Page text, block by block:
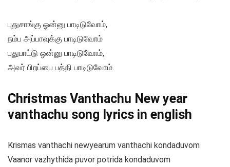
புதுசாங்கு ஓன்னு பாடிடுவோம்,
நம்ப அப்பாவுக்கு பாடிடுவோம்
புதுபாட்டு ஒன்னு பாடிடுவோம்,
அவர் பிறப்பை பத்தி பாடிடுவோம்.
Christmas Vanthachu New year
vanthachu song lyrics in english
Krismas vanthachi newyearum vanthachi kondaduvom
Vaanor vazhythida puvor potrida kondaduvom